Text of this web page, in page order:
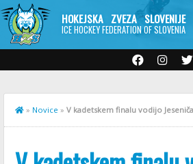
HOKEJSKA ZVEZA SLOVENIJE
ICE HOCKEY FEDERATION OF SLOVENIA
» Novice » V kadetskem finalu vodijo